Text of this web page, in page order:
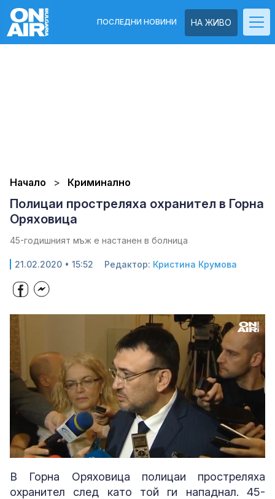
НА ЖИВО
ПОСЛЕДНИ НОВИНИ
Начало Криминално
Полицаи простреляха охранител в Горна
Оряховица
45-годишният мъж е настанен в болница
21.02.2020 • 15:52 Редактор: Кристина Крумова
Unmute Loaded:
81.08%
В Горна Оряховица полицаи простреляха
охранител след като той ги нападнал. 45-